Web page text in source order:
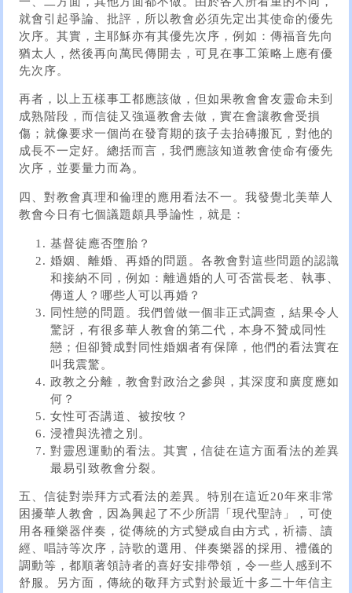
就會引起爭論、批評，所以教會必須先定出其使命的優先
次序。其實，主耶穌亦有其優先次序，例如：傳福音先向
猶太人，然後再向萬民傳開去，可見在事工策略上應有優
先次序。
再者，以上五樣事工都應該做，但如果教會會友靈命未到
成熟階段，而信徒又強逼教會去做，實在會讓教會受損
傷；就像要求一個尚在發育期的孩子去抬磚搬瓦，對他的
成長不一定好。總括而言，我們應該知道教會使命有優先
次序，並要量力而為。
四、對教會真理和倫理的應用看法不一。我發覺北美華人
教會今日有七個議題頗具爭論性，就是：
基督徒應否墮胎？
婚姻、離婚、再婚的問題。各教會對這些問題的認識
和接納不同，例如：離過婚的人可否當長老、執事、
傳道人？哪些人可以再婚？
同性戀的問題。我們曾做一個非正式調查，結果令人
驚訝，有很多華人教會的第二代，本身不贊成同性
戀；但卻贊成對同性婚姻者有保障，他們的看法實在
叫我震驚。
政教之分離，教會對政治之參與，其深度和廣度應如
何？
女性可否講道、被按牧？
浸禮與洗禮之別。
對靈恩運動的看法。其實，信徒在這方面看法的差異
最易引致教會分裂。
五、信徒對崇拜方式看法的差異。特別在這近20年來非常
困擾華人教會，因為興起了不少所謂「現代聖詩」，可使
用各種樂器伴奏，從傳統的方式變成自由方式，祈禱、讀
經、唱詩等次序，詩歌的選用、伴奏樂器的採用、禮儀的
調動等，都順著領詩者的喜好安排帶領，令一些人感到不
舒服。另方面，傳統的敬拜方式對於最近十多二十年信主